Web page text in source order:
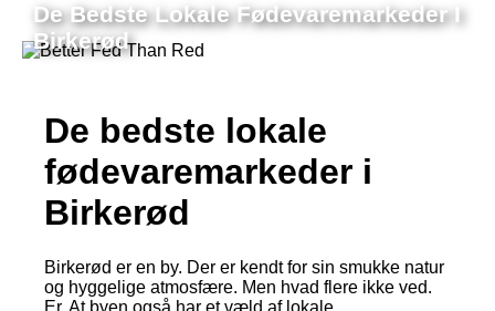
De Bedste Lokale Fødevaremarkeder I
Birkerød
De bedste lokale
fødevaremarkeder i
Birkerød
Birkerød er en by. Der er kendt for sin smukke natur
og hyggelige atmosfære. Men hvad flere ikke ved.
Er. At byen også har et væld af lokale